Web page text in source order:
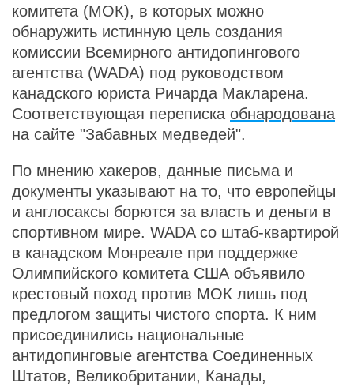
комитета (МОК), в которых можно
обнаружить истинную цель создания
комиссии Всемирного антидопингового
агентства (WADA) под руководством
канадского юриста Ричарда Макларена.
Соответствующая переписка обнародована
на сайте "Забавных медведей".
По мнению хакеров, данные письма и
документы указывают на то, что европейцы
и англосаксы борются за власть и деньги в
спортивном мире. WADA со штаб-квартирой
в канадском Монреале при поддержке
Олимпийского комитета США объявило
крестовый поход против МОК лишь под
предлогом защиты чистого спорта. К ним
присоединились национальные
антидопинговые агентства Соединенных
Штатов, Великобритании, Канады,